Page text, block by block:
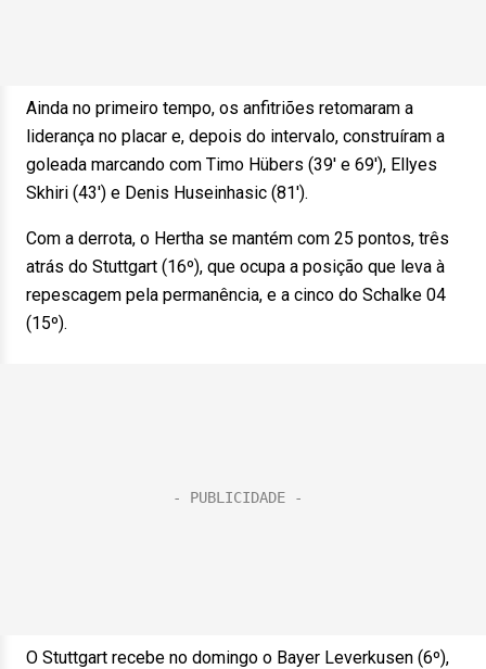
Ainda no primeiro tempo, os anfitriões retomaram a
liderança no placar e, depois do intervalo, construíram a
goleada marcando com Timo Hübers (39′ e 69′), Ellyes
Skhiri (43′) e Denis Huseinhasic (81′).
Com a derrota, o Hertha se mantém com 25 pontos, três
atrás do Stuttgart (16º), que ocupa a posição que leva à
repescagem pela permanência, e a cinco do Schalke 04
(15º).
O Stuttgart recebe no domingo o Bayer Leverkusen (6º),